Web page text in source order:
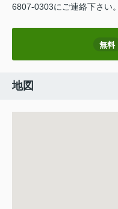
6807-0303にご連絡下さい。
無料
地図